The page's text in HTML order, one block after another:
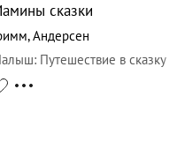
сказки
,Андерсен
: Путешествие в сказку